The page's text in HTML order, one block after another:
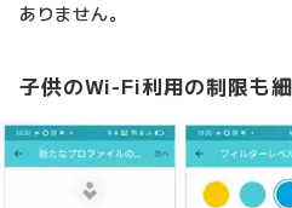
ありません。
子供のWi-Fi利用の制限も細